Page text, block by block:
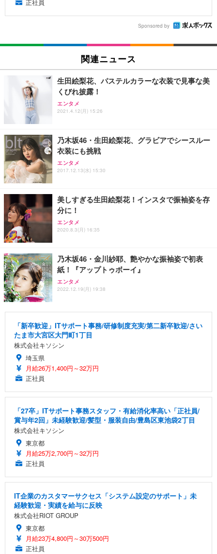
正社員
Sponsored by
関連ニュース
生田絵梨花、パステルカラーな衣装で見事な美
くびれ披露！
エンタメ
2021.4.12(月) 15:26
乃木坂46・生田絵梨花、グラビアでシースルー
衣装にも挑戦
エンタメ
2017.12.13(水) 15:30
美しすぎる生田絵梨花！インスタで振袖姿を存
分に！
エンタメ
2020.8.3(月) 16:35
乃木坂46・金川紗耶、艶やかな振袖姿で初表
紙！『アップトゥボーイ』
エンタメ
2022.12.19(月) 19:38
「新卒歓迎」ITサポート事務/研修制度充実/第二新卒歓迎/さい
たま市大宮区大門町1丁目
株式会社キソシン
埼玉県
月給26万1,400円～32万円
正社員
「27卒」ITサポート事務スタッフ・有給消化率高い「正社員/
賞与年2回」未経験歓迎/髪型・服装自由/豊島区東池袋2丁目
株式会社キソシン
東京都
月給25万2,700円～32万円
正社員
IT企業のカスタマーサクセス「システム設定のサポート」未
経験歓迎・実績を給与に反映
株式会社RIOT GROUP
東京都
月給23万4,800円～30万500円
正社員